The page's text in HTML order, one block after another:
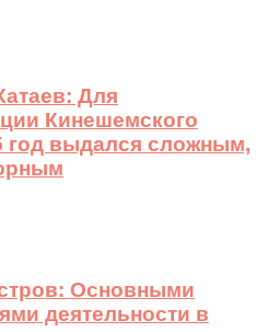
Для
Кинешемского
год выдался сложным,
Основными
деятельности в